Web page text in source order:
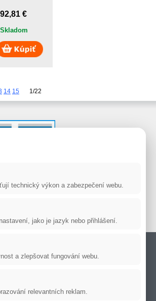
92,81 €
Skladom
14 15 1/22
technický výkon a zabezpečení webu.
jako je jazyk nebo přihlášení.
a zlepšovat fungování webu.
relevantních reklam.